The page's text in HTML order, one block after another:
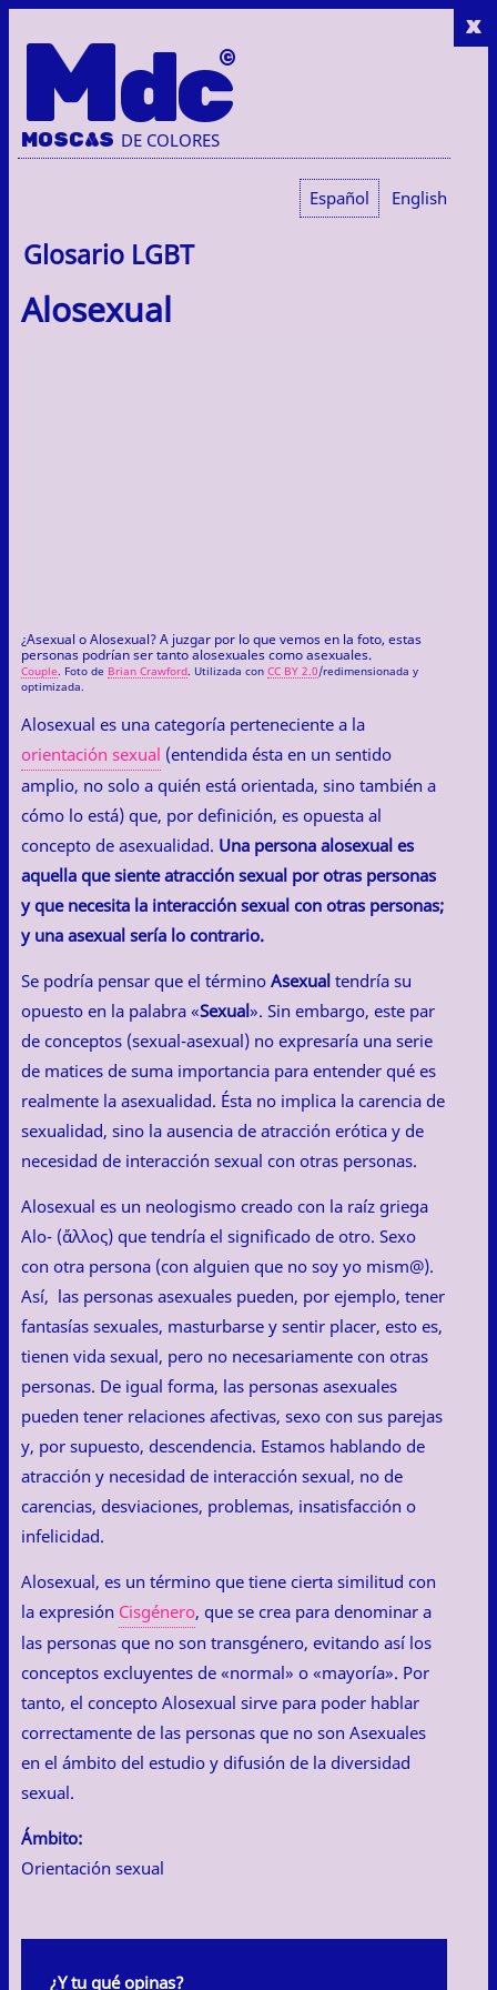
x
Mdc
MOSCAS DE COLORES
Español English
Glosario LGBT
Alosexual
¿Asexual o Alosexual? A juzgar por lo que vemos en la foto, estas
personas podrían ser tanto alosexuales como asexuales.
Couple. Foto de Brian Crawford. Utilizada con CC BY 2.0/redimensionada y
optimizada.
Alosexual es una categoría perteneciente a la
orientación sexual (entendida ésta en un sentido
amplio, no solo a quién está orientada, sino también a
cómo lo está) que, por definición, es opuesta al
concepto de asexualidad. Una persona alosexual es
aquella que siente atracción sexual por otras personas
y que necesita la interacción sexual con otras personas;
y una asexual sería lo contrario.
Se podría pensar que el término Asexual tendría su
opuesto en la palabra «Sexual». Sin embargo, este par
de conceptos (sexual-asexual) no expresaría una serie
de matices de suma importancia para entender qué es
realmente la asexualidad. Ésta no implica la carencia de
sexualidad, sino la ausencia de atracción erótica y de
necesidad de interacción sexual con otras personas.
Alosexual es un neologismo creado con la raíz griega
Alo- (ἄλλος) que tendría el significado de otro. Sexo
con otra persona (con alguien que no soy yo mism@).
Así, las personas asexuales pueden, por ejemplo, tener
fantasías sexuales, masturbarse y sentir placer, esto es,
tienen vida sexual, pero no necesariamente con otras
personas. De igual forma, las personas asexuales
pueden tener relaciones afectivas, sexo con sus parejas
y, por supuesto, descendencia. Estamos hablando de
atracción y necesidad de interacción sexual, no de
carencias, desviaciones, problemas, insatisfacción o
infelicidad.
Alosexual, es un término que tiene cierta similitud con
la expresión Cisgénero, que se crea para denominar a
las personas que no son transgénero, evitando así los
conceptos excluyentes de «normal» o «mayoría». Por
tanto, el concepto Alosexual sirve para poder hablar
correctamente de las personas que no son Asexuales
en el ámbito del estudio y difusión de la diversidad
sexual.
Ámbito:
Orientación sexual
¿Y tu qué opinas?